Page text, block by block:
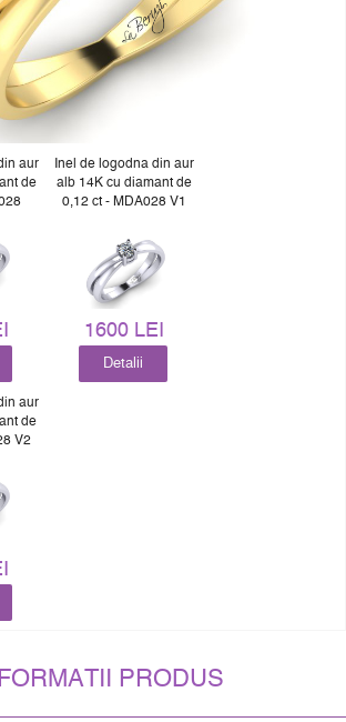
aur
de
Inel de logodna din aur
alb 14K cu diamant de
0,12 ct - MDA028 V1
1600 LEI
Detalii
aur
de
V2
PRODUS